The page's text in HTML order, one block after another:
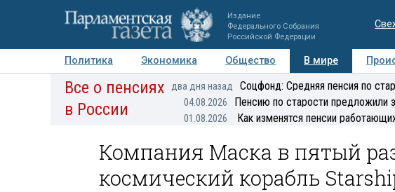
Издание
Федерального Собрания
Российской Федерации
Политика Экономика Общество В мире
Авторы Персоны Мнения Регионы
Все о пенсиях
в России
два дня назад Соцфонд: Средняя пенсия по
04.08.2026 Пенсию по старости предложили
01.08.2026 Как изменятся пенсии
Компания Маска в пятый
космический корабль